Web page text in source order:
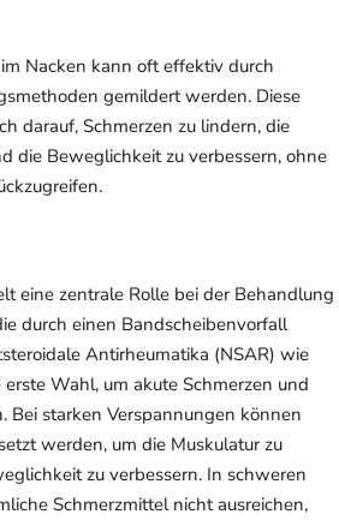
Nacken kann oft effektiv durch
gemildert werden. Diese
darauf, Schmerzen zu lindern, die
die Beweglichkeit zu verbessern, ohne
eine zentrale Rolle bei der Behandlung
durch einen Bandscheibenvorfall
Antirheumatika (NSAR) wie
Wahl, um akute Schmerzen und
Bei starken Verspannungen können
werden, um die Muskulatur zu
zu verbessern. In schweren
Schmerzmittel nicht ausreichen,